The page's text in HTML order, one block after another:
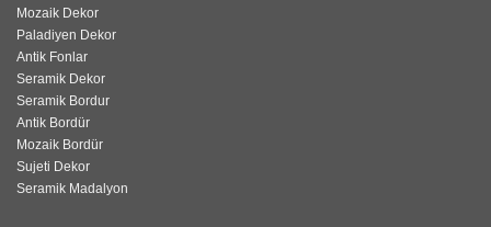
Mozaik Dekor
Paladiyen Dekor
Antik Fonlar
Seramik Dekor
Seramik Bordur
Antik Bordür
Mozaik Bordür
Sujeti Dekor
Seramik Madalyon